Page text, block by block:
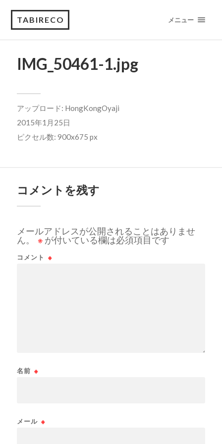
TABIRECO メニュー
IMG_50461-1.jpg
アップロード: HongKongOyaji
2015年1月25日
ピクセル数: 900x675 px
コメントを残す
メールアドレスが公開されることはありませ
ん。
※ が付いている欄は必須項目です
コメント ※
名前 ※
メール ※